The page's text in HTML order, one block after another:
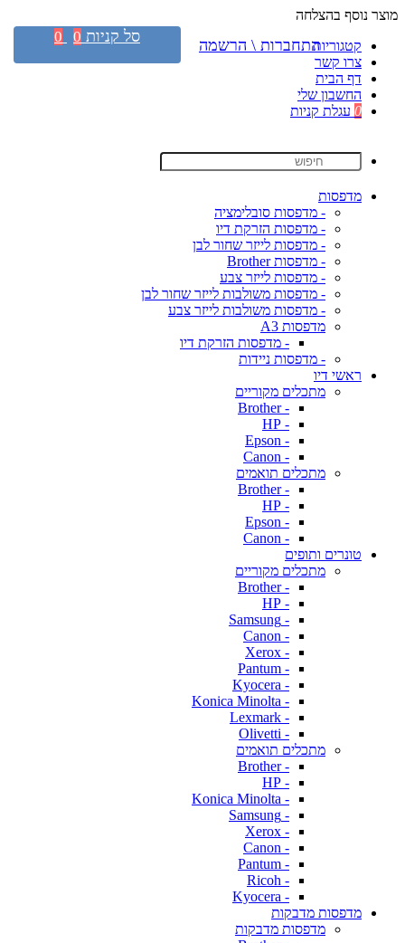
מוצר נוסף בהצלחה
קטגוריות
צרו קשר
דף הבית
החשבון שלי
0 עגלת קניות
מדפסות
- מדפסות סובלימציה
- מדפסות הזרקת דיו
- מדפסות לייזר שחור לבן
- מדפסות Brother
- מדפסות לייזר צבע
- מדפסות משולבות לייזר שחור לבן
- מדפסות משולבות לייזר צבע
מדפסות A3
- מדפסות הזרקת דיו
- מדפסות ניידות
ראשי דיו
מתכלים מקוריים
- Brother
- HP
- Epson
- Canon
מתכלים תואמים
- Brother
- HP
- Epson
- Canon
טונרים ותופים
מתכלים מקוריים
- Brother
- HP
- Samsung
- Canon
- Xerox
- Pantum
- Kyocera
- Konica Minolta
- Lexmark
- Olivetti
מתכלים תואמים
- Brother
- HP
- Konica Minolta
- Samsung
- Xerox
- Canon
- Pantum
- Ricoh
- Kyocera
מדפסות מדבקות
מדפסות מדבקות
התחברות \ הרשמה סל קניות 0
0